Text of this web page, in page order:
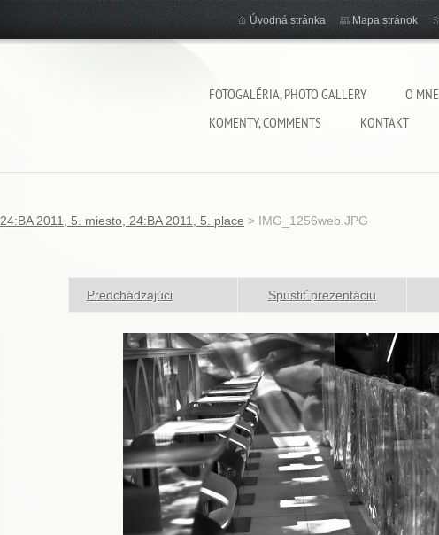
FOTOGALÉRIA, PHOTO GALLERY O MNE
KOMENTY, COMMENTS
KONTAKT
Úvodná stránka Mapa stránok
24:BA 2011, 5. miesto, 24:BA 2011, 5. place > IMG_1256web.JPG
Predchádzajúci Spustiť prezentáciu